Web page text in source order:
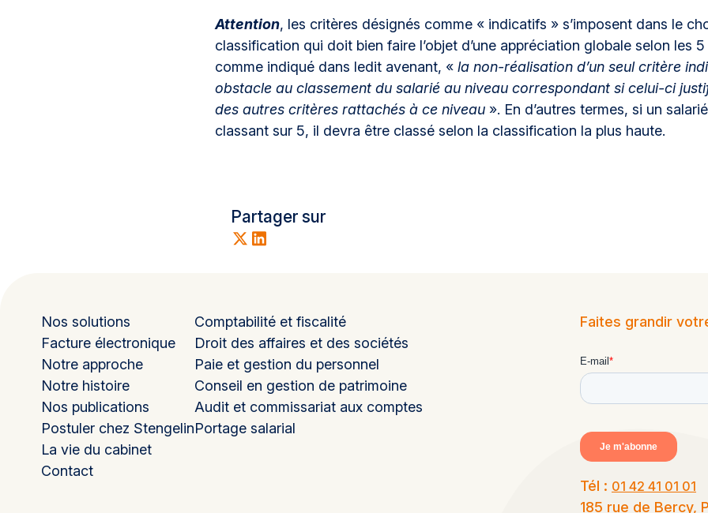
Attention, les critères désignés comme « indicatifs » s’imposent dans le
classification qui doit bien faire l’objet d’une appréciation globale selon les
comme indiqué dans ledit avenant, « la non-réalisation d’un seul critère
obstacle au classement du salarié au niveau correspondant si celui-ci
des autres critères rattachés à ce niveau ». En d’autres termes, si un
classant sur 5, il devra être classé selon la classification la plus haute.
Partager sur
Nos solutions
Facture électronique
Notre approche
Notre histoire
Nos publications
Postuler chez Stengelin
La vie du cabinet
Contact
Comptabilité et fiscalité
Droit des affaires et des sociétés
Paie et gestion du personnel
Conseil en gestion de patrimoine
Audit et commissariat aux comptes
Portage salarial
Faites grandir
Tél : 01 42 41 01 01
185 rue de Bercy,